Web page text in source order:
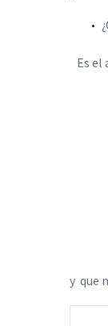
Es el
y que